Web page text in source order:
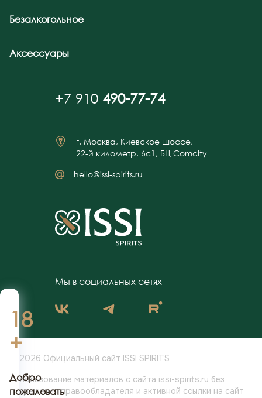
Безалкогольное
Аксессуары
+7 910 490-77-74
г. Москва, Киевское шоссе,
22-й километр, 6с1, БЦ Comcity
hello@issi-spirits.ru
Мы в социальных сетях
© 2026 Официальный сайт ISSI SPIRITS
Использование материалов с сайта issi-spirits.ru без
разрешенияправообладателя и активной ссылки на сайт
18
+
Добро
пожаловать